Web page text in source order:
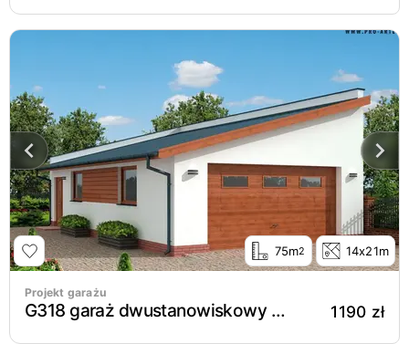
75m2 14x21m
Projekt garażu
G318 garaż dwustanowiskowy z pomieszczeniem gospodarczym 1190 zł